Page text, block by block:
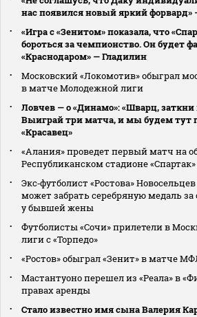
нас появился новый яркий форвард»
«Игра с «Зенитом» показала, что
бороться за чемпионство. Он будет
«Краснодаром» — Гладилин
Московский «Локомотив» обыграл
в матче Молодежной лиги
Ловчев — о «Динамо»: «Шварц,
Выиграй три матча, и мы будем тут
«Красавец»
«Алания» проведет первый матч на
Республиканском стадионе «Спартак»
Экс‑футболист «Ростова»
может забрать серебряную медаль за
у бывшей жены
Футболисты «Сочи» прилетели в
лиги с «Торпедо»
«Ростов» обыграл «Зенит» в матче
Мастантуоно перешел из «Реала» в
правах аренды
Стало известно имя сына Валерия